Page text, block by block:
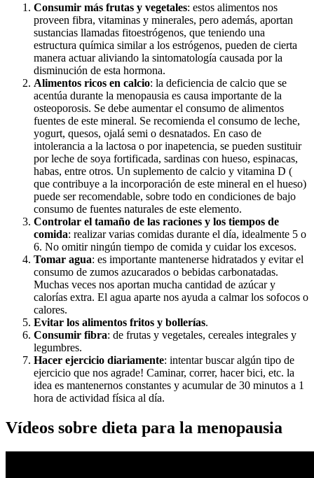
Consumir más frutas y vegetales: estos alimentos nos
proveen fibra, vitaminas y minerales, pero además, aportan
sustancias llamadas fitoestrógenos, que teniendo una
estructura química similar a los estrógenos, pueden de cierta
manera actuar aliviando la sintomatología causada por la
disminución de esta hormona.
Alimentos ricos en calcio: la deficiencia de calcio que se
acentúa durante la menopausia es causa importante de la
osteoporosis. Se debe aumentar el consumo de alimentos
fuentes de este mineral. Se recomienda el consumo de leche,
yogurt, quesos, ojalá semi o desnatados. En caso de
intolerancia a la lactosa o por inapetencia, se pueden sustituir
por leche de soya fortificada, sardinas con hueso, espinacas,
habas, entre otros. Un suplemento de calcio y vitamina D (
que contribuye a la incorporación de este mineral en el hueso)
puede ser recomendable, sobre todo en condiciones de bajo
consumo de fuentes naturales de este elemento.
Controlar el tamaño de las raciones y los tiempos de
comida: realizar varias comidas durante el día, idealmente 5 o
6. No omitir ningún tiempo de comida y cuidar los excesos.
Tomar agua: es importante mantenerse hidratados y evitar el
consumo de zumos azucarados o bebidas carbonatadas.
Muchas veces nos aportan mucha cantidad de azúcar y
calorías extra. El agua aparte nos ayuda a calmar los sofocos o
calores.
Evitar los alimentos fritos y bollerías.
Consumir fibra: de frutas y vegetales, cereales integrales y
legumbres.
Hacer ejercicio diariamente: intentar buscar algún tipo de
ejercicio que nos agrade! Caminar, correr, hacer bici, etc. la
idea es mantenernos constantes y acumular de 30 minutos a 1
hora de actividad física al día.
Vídeos sobre dieta para la menopausia